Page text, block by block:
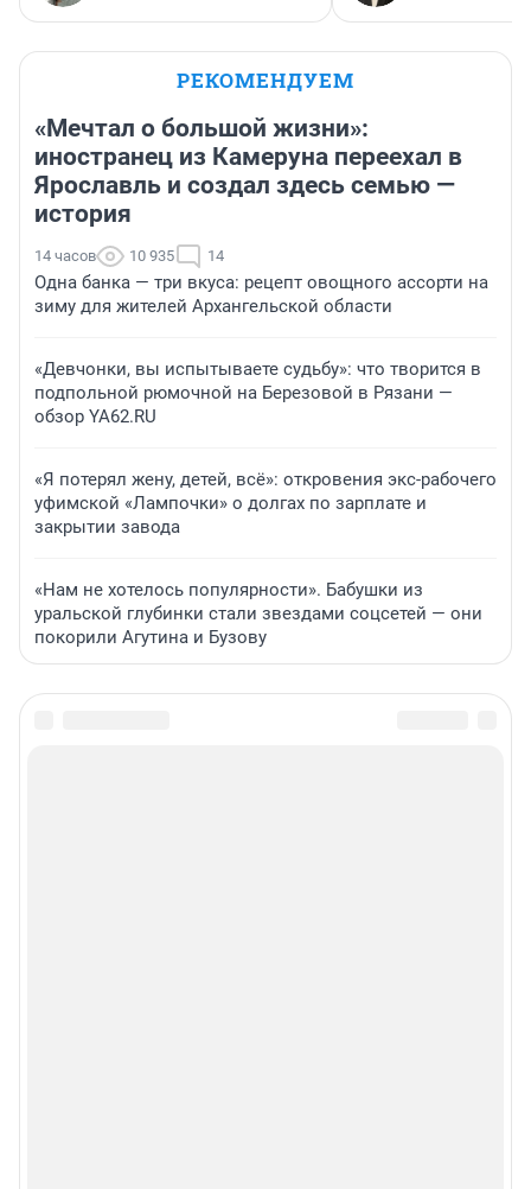
РЕКОМЕНДУЕМ
«Мечтал о большой жизни»:
иностранец из Камеруна переехал в
Ярославль и создал здесь семью —
история
14 часов 10 935 14
Одна банка — три вкуса: рецепт овощного ассорти на
зиму для жителей Архангельской области
«Девчонки, вы испытываете судьбу»: что творится в
подпольной рюмочной на Березовой в Рязани —
обзор YA62.RU
«Я потерял жену, детей, всё»: откровения экс-рабочего
уфимской «Лампочки» о долгах по зарплате и
закрытии завода
«Нам не хотелось популярности». Бабушки из
уральской глубинки стали звездами соцсетей — они
покорили Агутина и Бузову